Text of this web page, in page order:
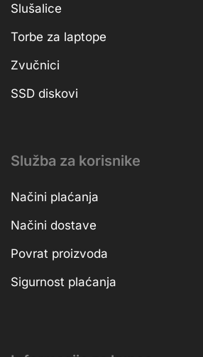
Slušalice
Torbe za laptope
Zvučnici
SSD diskovi
Služba za korisnike
Načini plaćanja
Načini dostave
Povrat proizvoda
Sigurnost plaćanja